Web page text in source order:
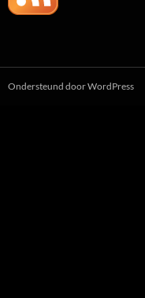
Ondersteund door WordPress